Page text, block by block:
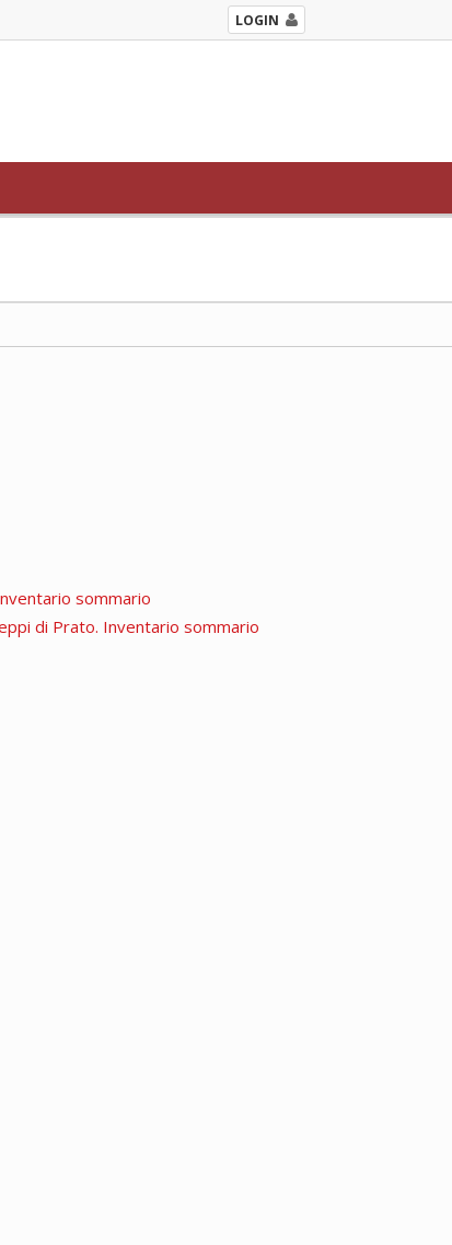
LOGIN
sommario
di Prato. Inventario sommario